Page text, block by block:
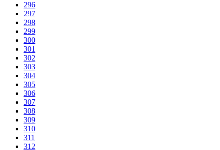
296
297
298
299
300
301
302
303
304
305
306
307
308
309
310
311
312